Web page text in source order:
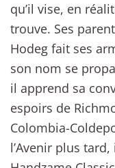
qu’il vise, en
trouve. Ses
Hodeg fait ses
son nom se
il apprend sa
espoirs de
Colombia-
l’Avenir plus